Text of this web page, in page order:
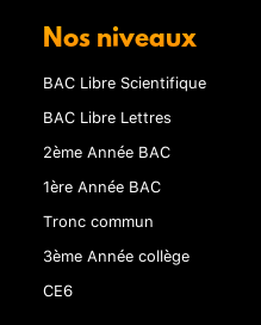
Nos niveaux
BAC Libre Scientifique
BAC Libre Lettres
2ème Année BAC
1ère Année BAC
Tronc commun
3ème Année collège
CE6